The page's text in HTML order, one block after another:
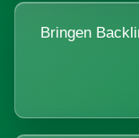
Bringen